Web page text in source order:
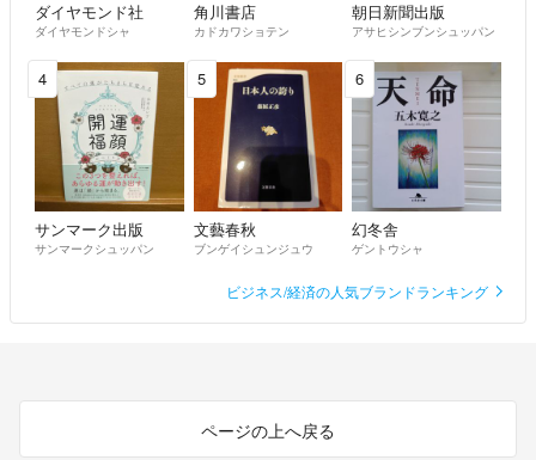
ダイヤモンド社
ダイヤモンドシャ
角川書店
カドカワショテン
朝日新聞出版
アサヒシンブンシュッパン
4
サンマーク出版
サンマークシュッパン
5
文藝春秋
ブンゲイシュンジュウ
6
幻冬舎
ゲントウシャ
ビジネス/経済の人気ブランドランキング
ページの上へ戻る